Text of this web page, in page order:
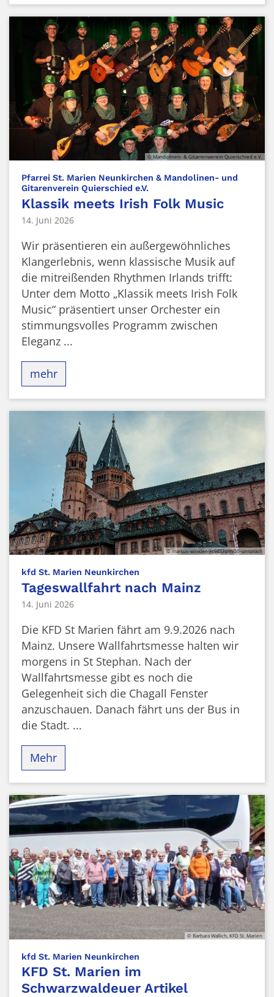
© Mandolinen- & Gitarrenwerein Quierschied e.V.
Pfarrei St. Marien Neunkirchen & Mandolinen- und
Gitarenverein Quierschied e.V.:
Klassik meets Irish Folk Music
14. Juni 2026
Wir präsentieren ein außergewöhnliches
Klangerlebnis, wenn klassische Musik auf
die mitreißenden Rhythmen Irlands trifft:
Unter dem Motto „Klassik meets Irish Folk
Music“ präsentiert unser Orchester ein
stimmungsvolles Programm zwischen
Eleganz ...
mehr
© markus-winkler-9c9ES3pmI00-unsplash
kfd St. Marien Neunkirchen
Tageswallfahrt nach Mainz
14. Juni 2026
Die KFD St Marien fährt am 9.9.2026 nach
Mainz. Unsere Wallfahrtsmesse halten wir
morgens in St Stephan. Nach der
Wallfahrtsmesse gibt es noch die
Gelegenheit sich die Chagall Fenster
anzuschauen. Danach fährt uns der Bus in
die Stadt. ...
Mehr
© Barbara Wallich, KFD St. Marien
kfd St. Marien Neunkirchen
KFD St. Marien im
Schwarzwaldeuer Artikel